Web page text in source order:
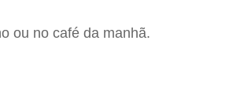
ou no café da manhã.